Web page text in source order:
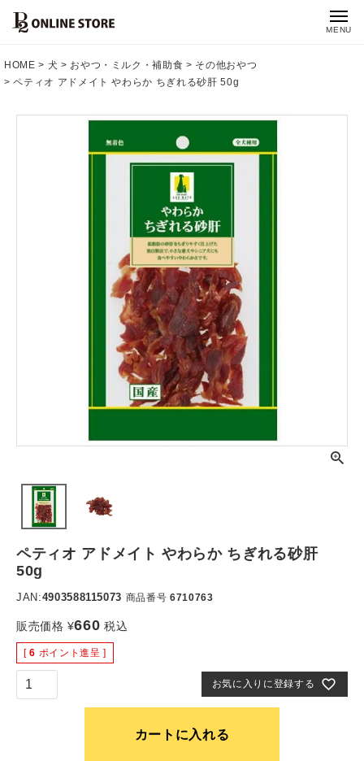
MENU
HOME 犬 おやつ・ミルク・補助食
その他おやつ
ペティオ アドメイト やわらか ちぎれる砂肝 50g
ペティオ アドメイト やわらか ちぎれる砂肝
50g
JAN:4903588115073 商品番号 6710763
販売価格 ¥660 税込
[ 6 ポイント進呈 ]
お気に入りに登録する
カートに入れる